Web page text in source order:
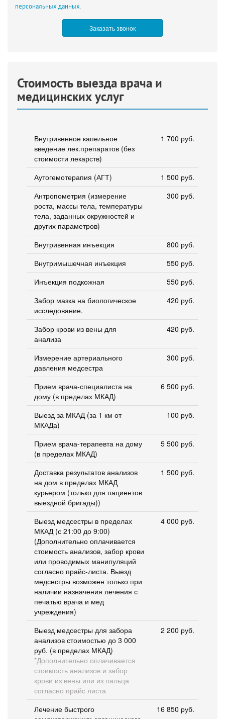
персональных данных.
Стоимость выезда врача и
медицинских услуг
Внутривенное капельное
введение лек.препаратов (без
стоимости лекарств)
1 700 руб.
Аутогемотерапия (АГТ)
1 500 руб.
Антропометрия (измерение
роста, массы тела, температуры
тела, заданных окружностей и
других параметров)
300 руб.
Внутривенная инъекция
800 руб.
Внутримышечная инъекция
550 руб.
Инъекция подкожная
550 руб.
Забор мазка на биологическое
исследование.
420 руб.
Забор крови из вены для
анализа
420 руб.
Измерение артериального
давления медсестра
300 руб.
Прием врача-специалиста на
дому (в пределах МКАД)
6 500 руб.
Выезд за МКАД (за 1 км от
МКАДа)
100 руб.
Прием врача-терапевта на дому
(в пределах МКАД)
5 500 руб.
Доставка результатов анализов
на дом в пределах МКАД
курьером (только для пациентов
выездной бригады))
1 500 руб.
Выезд медсестры в пределах
МКАД (с 21:00 до 9:00)
(Дополнительно оплачивается
стоимость анализов, забор крови
или проводимых манипуляций
согласно прайс-листа. Выезд
медсестры возможен только при
наличии назначения лечения с
печатью врача и мед
учреждения)
4 000 руб.
Выезд медсестры для забора
анализов стоимостью до 3 000
руб. (в пределах МКАД)
*Дополнительно оплачивается
стоимость анализов и забор
крови из вены или из пальца
согласно прайс листа
2 200 руб.
Лечение быстрого
16 850 руб.